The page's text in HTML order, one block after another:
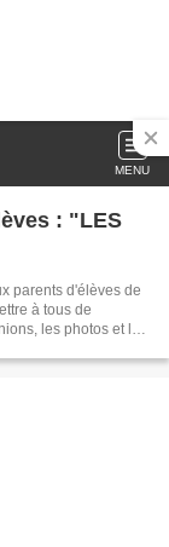
MENU
"LES
parents d'élèves de
les photos et les